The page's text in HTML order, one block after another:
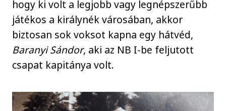
hogy ki volt a legjobb vagy legnépszerűbb
játékos a királynék városában, akkor
biztosan sok voksot kapna egy hátvéd,
Baranyi Sándor, aki az NB I-be feljutott
csapat kapitánya volt.